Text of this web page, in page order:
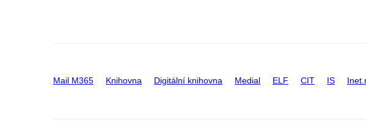
Mail M365 Knihovna Digitální knihovna Medial ELF CIT IS